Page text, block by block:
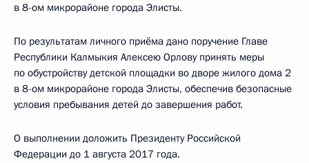
в 8-ом микрорайоне города Элисты.
По результатам личного приёма дано поручение Главе
Республики Калмыкия Алексею Орлову принять меры
по обустройству детской площадки во дворе жилого дома 2
в 8-ом микрорайоне города Элисты, обеспечив безопасные
условия пребывания детей до завершения работ.
О выполнении доложить Президенту Российской
Федерации до 1 августа 2017 года.